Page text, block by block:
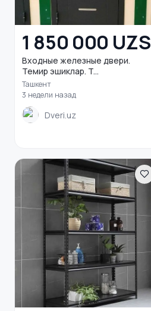
1 850 000 UZS
Входные железные двери.
Темир эшиклар. T...
Ташкент
3 недели назад
Dveri.uz